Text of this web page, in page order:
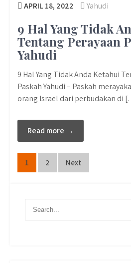
APRIL 18, 2022 Yahudi
9 Hal Yang Tidak
Tentang Perayaan
Yahudi
9 Hal Yang Tidak Anda Ketahui
Paskah Yahudi – Paskah
orang Israel dari perbudakan di
Read more →
Posts
1 2 Next